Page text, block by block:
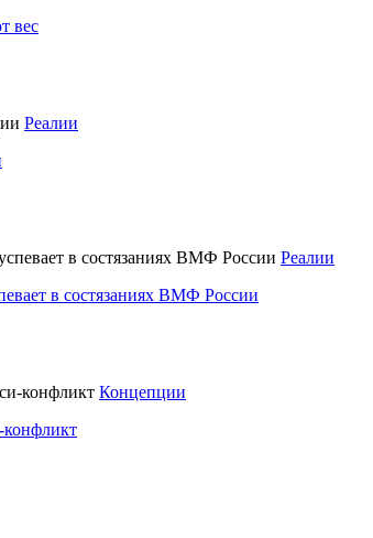
вес
Реалии
Реалии
в состязаниях ВМФ России
Концепции
конфликт